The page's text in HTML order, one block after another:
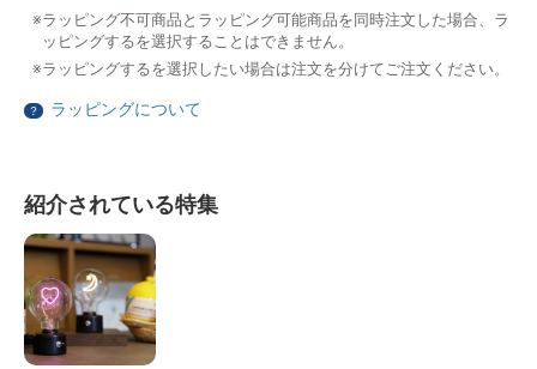
ラッピング不可商品とラッピング可能商品を同時注文した場合、ラ
ッピングするを選択することはできません。
ラッピングするを選択したい場合は注文を分けてご注文ください。
？ ラッピングについて
紹介されている特集